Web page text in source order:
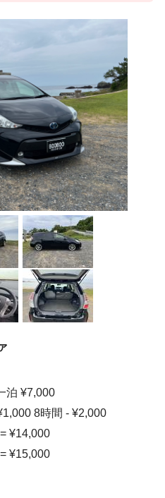
泊 ¥7,000
8時間 - ¥2,000
¥14,000
¥15,000